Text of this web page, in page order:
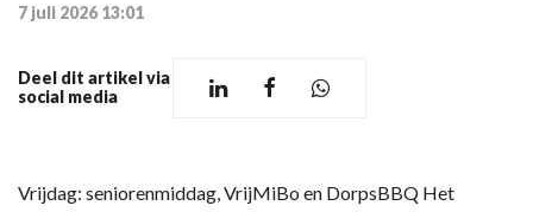
7 juli 2026 13:01
Deel dit artikel via
social media
Vrijdag: seniorenmiddag, VrijMiBo en DorpsBBQ Het